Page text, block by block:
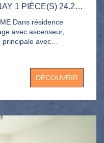
APPARTEMENT LE CHESNAY 1 PIÈCE(S) 24.26 M2
avec ascenseur,
avec
DÉCOUVRIR